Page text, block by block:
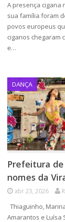
A presença cigana
sua família foram
povos europeus
ciganos chegaram
e…
DANÇA
Prefeitura
nomes da
abr 23, 2026
Thiaguinho,
Amarantos e Luísa